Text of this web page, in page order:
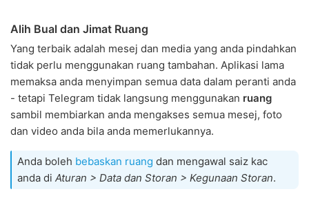
Alih Bual dan Jimat Ruang
Yang terbaik adalah mesej dan media yang anda pindahkan
tidak perlu menggunakan ruang tambahan. Aplikasi lama
memaksa anda menyimpan semua data dalam peranti anda
- tetapi Telegram tidak langsung menggunakan ruang
sambil membiarkan anda mengakses semua mesej, foto
dan video anda bila anda memerlukannya.
Anda boleh bebaskan ruang dan mengawal saiz kac
anda di Aturan > Data dan Storan > Kegunaan Storan.